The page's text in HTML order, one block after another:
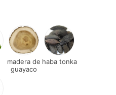
madera de
guayaco
haba tonka